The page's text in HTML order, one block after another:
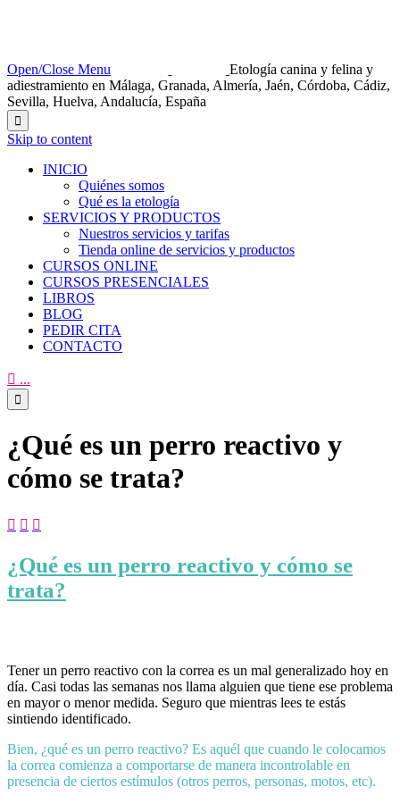
Open/Close Menu
Etología canina y felina y
adiestramiento en Málaga, Granada, Almería, Jaén, Córdoba, Cádiz,
Sevilla, Huelva, Andalucía, España

Skip to content
INICIO
Quiénes somos
Qué es la etología
SERVICIOS Y PRODUCTOS
Nuestros servicios y tarifas
Tienda online de servicios y productos
CURSOS ONLINE
CURSOS PRESENCIALES
LIBROS
BLOG
PEDIR CITA
CONTACTO
 ...

¿Qué es un perro reactivo y
cómo se trata?
  
¿Qué es un perro reactivo y cómo se
trata?
Tener un perro reactivo con la correa es un mal generalizado hoy en
día. Casi todas las semanas nos llama alguien que tiene ese problema
en mayor o menor medida. Seguro que mientras lees te estás
sintiendo identificado.
Bien, ¿qué es un perro reactivo? Es aquél que cuando le colocamos
la correa comienza a comportarse de manera incontrolable en
presencia de ciertos estímulos (otros perros, personas, motos, etc).